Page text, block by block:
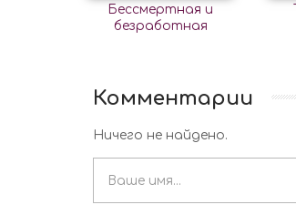
Бессмертная и
безработная
Комментарии
Ничего не найдено.